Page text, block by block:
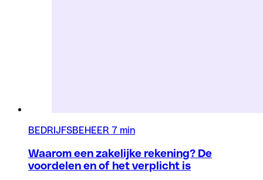
BEDRIJFSBEHEER 7 min
Waarom een zakelijke rekening? De
voordelen en of het verplicht is